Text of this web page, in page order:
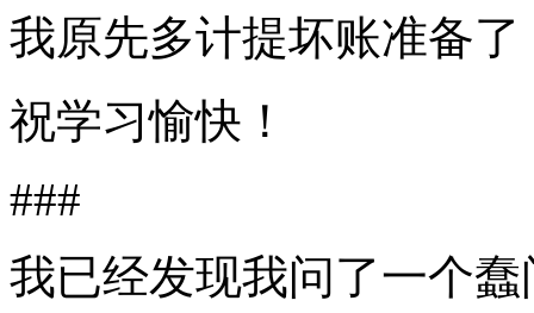
我原先多计提坏账准备
祝学习愉快！
###
我已经发现我问了一个